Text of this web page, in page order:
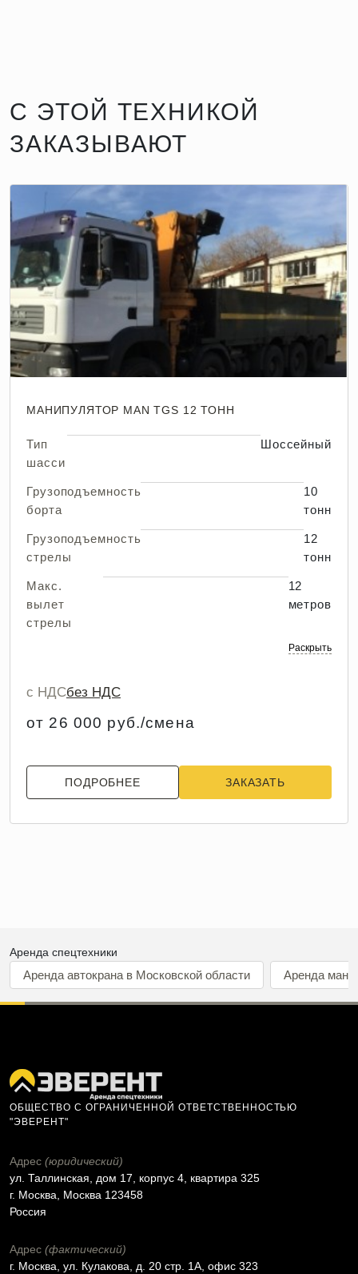
С ЭТОЙ ТЕХНИКОЙ
ЗАКАЗЫВАЮТ
МАНИПУЛЯТОР MAN TGS 12 ТОНН
Тип
шасси
Шоссейный
Грузоподъемность
борта
10
тонн
Грузоподъемность
стрелы
12
тонн
Макс.
вылет
стрелы
12
метров
Раскрыть
с НДСбез НДС
от 26 000 руб./смена
ПОДРОБНЕЕ ЗАКАЗАТЬ
Аренда спецтехники
Аренда автокрана в Московской области Аренда
ОБЩЕСТВО С ОГРАНИЧЕННОЙ ОТВЕТСТВЕННОСТЬЮ
"ЭВЕРЕНТ"
Адрес (юридический)
ул. Таллинская, дом 17, корпус 4, квартира 325
г. Москва, Москва 123458
Россия
Адрес (фактический)
г. Москва, ул. Кулакова, д. 20 стр. 1А, офис 323